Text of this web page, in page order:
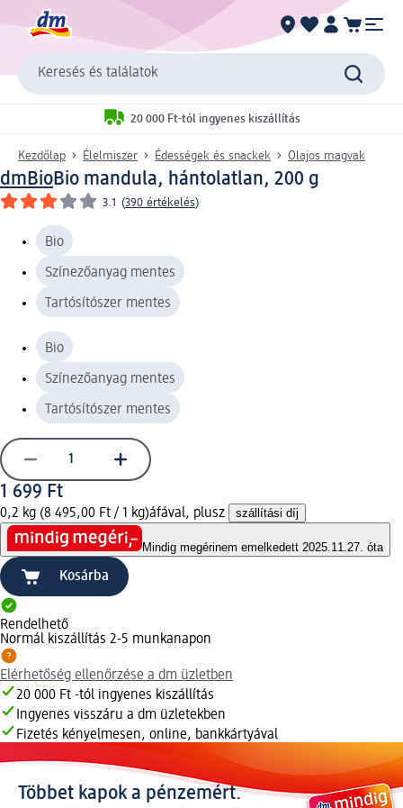
Keresés és találatok
20 000 Ft-tól ingyenes kiszállítás
Kezdőlap Élelmiszer Édességek és snackek Olajos magvak
dmBioBio mandula, hántolatlan, 200 g
3.1 (390 értékelés)
Bio
Színezőanyag mentes
Tartósítószer mentes
Bio
Színezőanyag mentes
Tartósítószer mentes
1 699 Ft
0,2 kg (8 495,00 Ft / 1 kg)áfával, plusz szállítási díj
Mindig megérinem emelkedett 2025.11.27. óta
Kosárba
Rendelhető
Normál kiszállítás 2-5 munkanapon
Elérhetőség ellenőrzése a dm üzletben
20 000 Ft -tól ingyenes kiszállítás
Ingyenes visszáru a dm üzletekben
Fizetés kényelmesen, online, bankkártyával
Többet kapok a pénzemért.